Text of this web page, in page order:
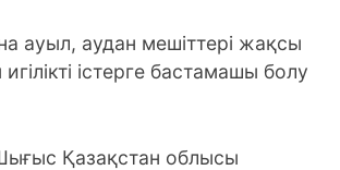
ауыл, аудан мешіттері жақсы
істерге бастамашы болу
Қазақстан облысы